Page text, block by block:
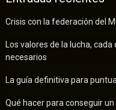
Crisis con la federación del
Los valores de la lucha, cada
necesarios
La guía definitiva para
Qué hacer para conseguir